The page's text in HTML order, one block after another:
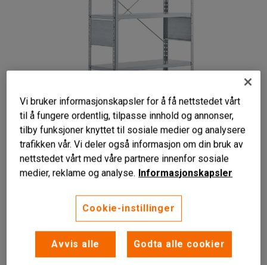
Liknende produkter
Stabil metallkonstruksjon
Ryggkryss og gavler
Fleksibelt hyllesystem med avtagbare hyller som passer
Vi bruker informasjonskapsler for å få nettstedet vårt
til å fungere ordentlig, tilpasse innhold og annonser,
tilby funksjoner knyttet til sosiale medier og analysere
trafikken vår. Vi deler også informasjon om din bruk av
nettstedet vårt med våre partnere innenfor sosiale
medier, reklame og analyse. Informasjonskapsler
Cookie-instillinger
Avvis alle Godta alle cookier